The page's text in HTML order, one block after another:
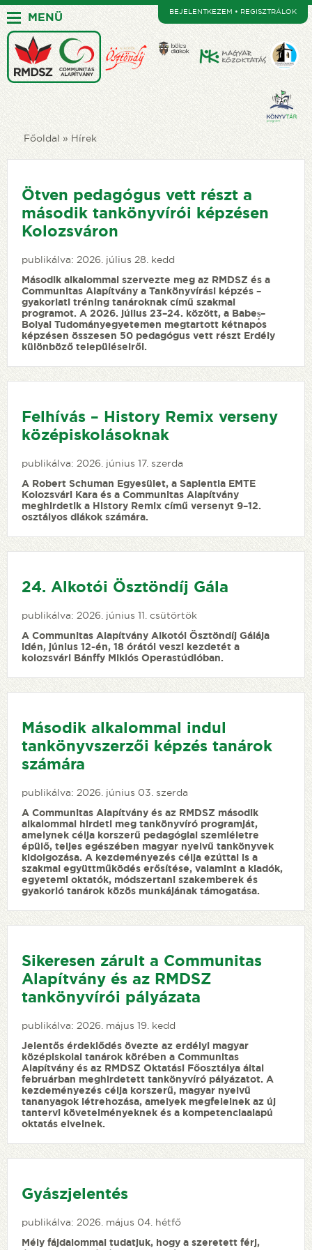
MENÜ BEJELENTKEZEM • REGISZTRÁLOK
Főoldal Hírek
Ötven pedagógus vett részt a
második tankönyvírói képzésen
Kolozsváron
publikálva: 2026. július 28. kedd
Második alkalommal szervezte meg az RMDSZ és a
Communitas Alapítvány a Tankönyvírási képzés –
gyakorlati tréning tanároknak című szakmai
programot. A 2026. július 23–24. között, a Babeș–
Bolyai Tudományegyetemen megtartott kétnapos
képzésen összesen 50 pedagógus vett részt Erdély
különböző településeiről.
Felhívás – History Remix verseny
középiskolásoknak
publikálva: 2026. június 17. szerda
A Robert Schuman Egyesület, a Sapientia EMTE
Kolozsvári Kara és a Communitas Alapítvány
meghirdetik a History Remix című versenyt 9–12.
osztályos diákok számára.
24. Alkotói Ösztöndíj Gála
publikálva: 2026. június 11. csütörtök
A Communitas Alapítvány Alkotói Ösztöndíj Gálája
idén, június 12-én, 18 órától veszi kezdetét a
kolozsvári Bánffy Miklós Operastúdióban.
Második alkalommal indul
tankönyvszerzői képzés tanárok
számára
publikálva: 2026. június 03. szerda
A Communitas Alapítvány és az RMDSZ második
alkalommal hirdeti meg tankönyvíró programját,
amelynek célja korszerű pedagógiai szemléletre
épülő, teljes egészében magyar nyelvű tankönyvek
kidolgozása. A kezdeményezés célja ezúttal is a
szakmai együttműködés erősítése, valamint a kiadók,
egyetemi oktatók, módszertani szakemberek és
gyakorló tanárok közös munkájának támogatása.
Sikeresen zárult a Communitas
Alapítvány és az RMDSZ
tankönyvírói pályázata
publikálva: 2026. május 19. kedd
Jelentős érdeklődés övezte az erdélyi magyar
középiskolai tanárok körében a Communitas
Alapítvány és az RMDSZ Oktatási Főosztálya által
februárban meghirdetett tankönyvíró pályázatot. A
kezdeményezés célja korszerű, magyar nyelvű
tananyagok létrehozása, amelyek megfelelnek az új
tantervi követelményeknek és a kompetenciaalapú
oktatás elveinek.
Gyászjelentés
publikálva: 2026. május 04. hétfő
Mély fájdalommal tudatjuk, hogy a szeretett férj,